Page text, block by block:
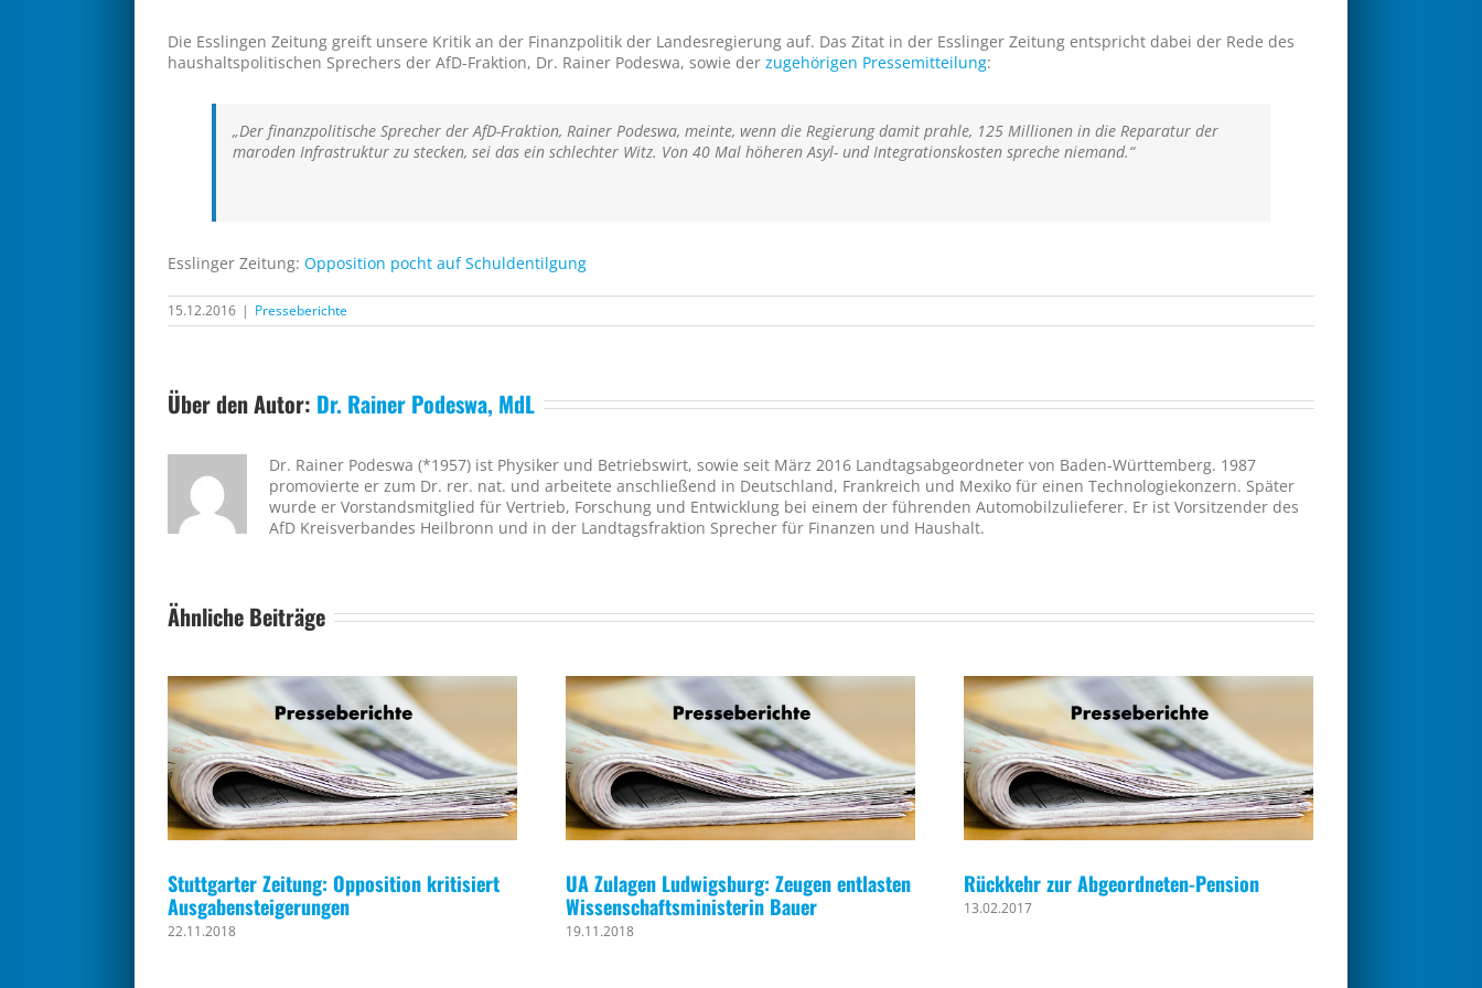
Die Esslingen Zeitung greift unsere Kritik an der Finanzpolitik der Landesregierung auf. Das Zitat in der Esslinger Zeitung entspricht dabei der Rede des
haushaltspolitischen Sprechers der AfD-Fraktion, Dr. Rainer Podeswa, sowie der zugehörigen Pressemitteilung:
„Der finanzpolitische Sprecher der AfD-Fraktion, Rainer Podeswa, meinte, wenn die Regierung damit prahle, 125 Millionen in die Reparatur der
maroden Infrastruktur zu stecken, sei das ein schlechter Witz. Von 40 Mal höheren Asyl- und Integrationskosten spreche niemand.“
Esslinger Zeitung: Opposition pocht auf Schuldentilgung
15.12.2016 | Presseberichte
Über den Autor: Dr. Rainer Podeswa, MdL
Dr. Rainer Podeswa (*1957) ist Physiker und Betriebswirt, sowie seit März 2016 Landtagsabgeordneter von Baden-Württemberg. 1987
promovierte er zum Dr. rer. nat. und arbeitete anschließend in Deutschland, Frankreich und Mexiko für einen Technologiekonzern. Später
wurde er Vorstandsmitglied für Vertrieb, Forschung und Entwicklung bei einem der führenden Automobilzulieferer. Er ist Vorsitzender des
AfD Kreisverbandes Heilbronn und in der Landtagsfraktion Sprecher für Finanzen und Haushalt.
Ähnliche Beiträge
Stuttgarter Zeitung: Opposition kritisiert
Ausgabensteigerungen
22.11.2018
UA Zulagen Ludwigsburg: Zeugen entlasten
Wissenschaftsministerin Bauer
19.11.2018
Rückkehr zur Abgeordneten-Pension
13.02.2017